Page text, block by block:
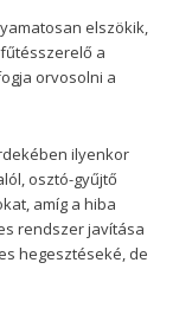
elszökik,
a
orvosolni a
ilyenkor
osztó-gyűjtő
amíg a hiba
rendszer javítása
hegesztéseké, de